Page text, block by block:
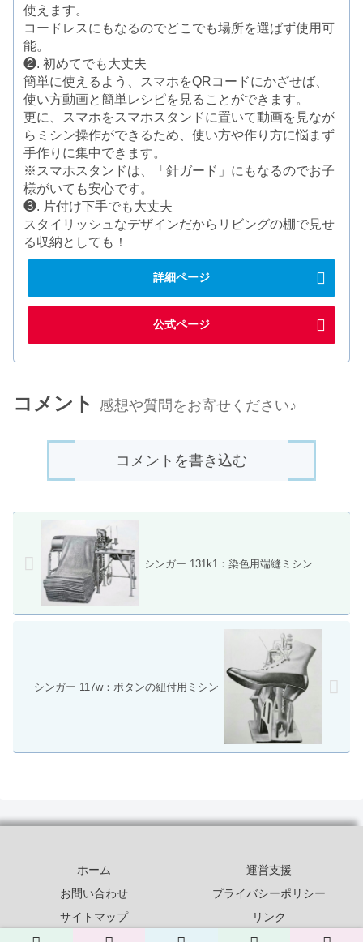
使えます。
コードレスにもなるのでどこでも場所を選ばず使用可
能。
❷. 初めてでも大丈夫
簡単に使えるよう、スマホをQRコードにかざせば、
使い方動画と簡単レシピを見ることができます。
更に、スマホをスマホスタンドに置いて動画を見なが
らミシン操作ができるため、使い方や作り方に悩まず
手作りに集中できます。
※スマホスタンドは、「針ガード」にもなるのでお子
様がいても安心です。
❸. 片付け下手でも大丈夫
スタイリッシュなデザインだからリビングの棚で見せ
る収納としても！
詳細ページ
公式ページ
コメント 感想や質問をお寄せください♪
コメントを書き込む
シンガー 131k1：染色用端縫ミシン
シンガー 117w：ボタンの紐付用ミシン
ホーム
運営支援
お問い合わせ
プライバシーポリシー
サイトマップ
リンク